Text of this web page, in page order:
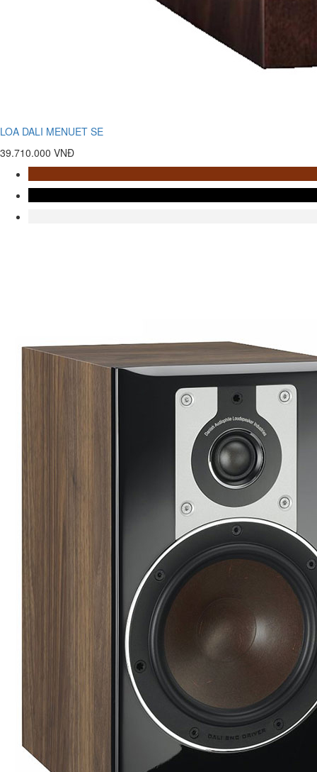
LOA DALI MENUET SE
39.710.000 VNĐ